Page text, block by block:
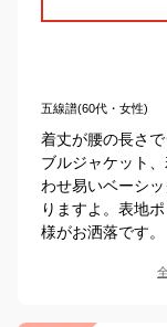
五線譜(60代・女性)
着丈が腰の長さ
ブルジャケット
わせ易いベーシ
りますよ。表地
様がお洒落です。